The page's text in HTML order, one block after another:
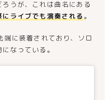
うが、これは曲名にある
ライブでも演奏される 。
に装着されており、ソロ
なっている。